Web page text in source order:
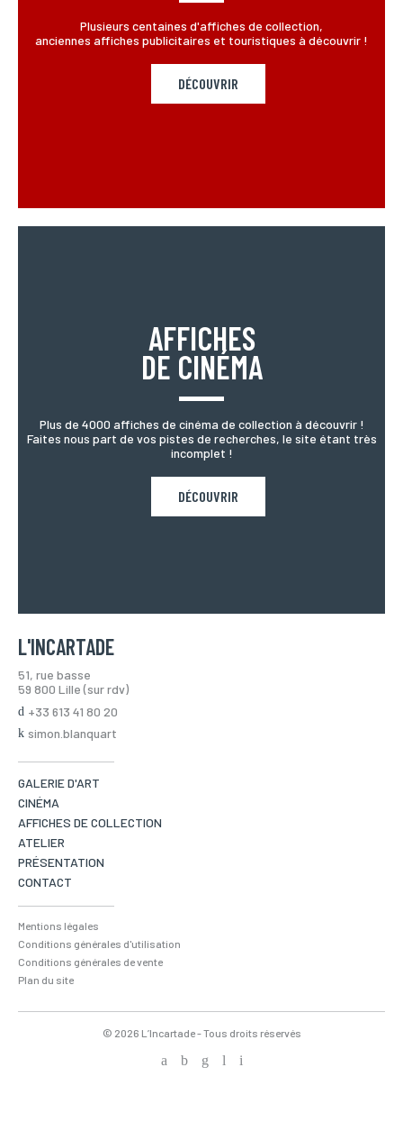
Plusieurs centaines d'affiches de collection,
anciennes affiches publicitaires et touristiques à découvrir !
DÉCOUVRIR
AFFICHES
DE CINÉMA
Plus de 4000 affiches de cinéma de collection à découvrir !
Faites nous part de vos pistes de recherches, le site étant très
incomplet !
DÉCOUVRIR
L'INCARTADE
51, rue basse
59 800 Lille (sur rdv)
+33 613 41 80 20
simon.blanquart
GALERIE D'ART
CINÉMA
AFFICHES DE COLLECTION
ATELIER
PRÉSENTATION
CONTACT
Mentions légales
Conditions générales d'utilisation
Conditions générales de vente
Plan du site
© 2026 L’Incartade - Tous droits réservés